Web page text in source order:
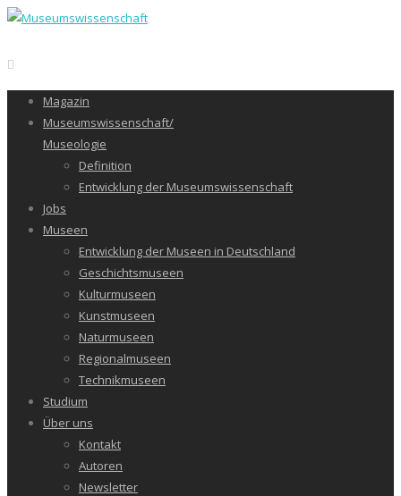
Magazin
Museumswissenschaft/
Museologie
Definition
Entwicklung der Museumswissenschaft
Jobs
Museen
Entwicklung der Museen in Deutschland
Geschichtsmuseen
Kulturmuseen
Kunstmuseen
Naturmuseen
Regionalmuseen
Technikmuseen
Studium
Über uns
Kontakt
Autoren
Newsletter